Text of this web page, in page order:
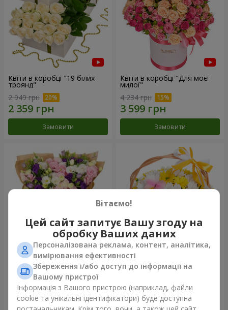
Квіти в коробці "19 білих
троянд"
2 949 грн
Замовити
Квіти в коробці "Для моєї
милої"
4 234 грн
Замовити
15 різнокольорових еустом
3 145 грн
Замовити
Кошик "Сонечко"
Замовити
Вітаємо!
Цей сайт запитує Вашу згоду на
обробку Ваших даних
Персоналізована реклама, контент, аналітика,
вимірювання ефективності
Збереження і/або доступ до інформації на
Вашому пристрої
Інформація з Вашого пристрою (наприклад, файли
cookie та унікальні ідентифікатори) буде доступна